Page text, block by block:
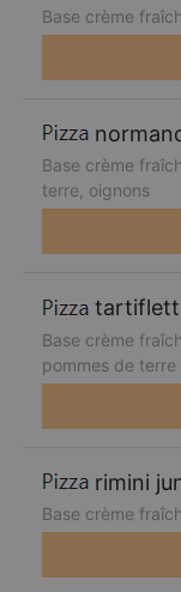
Base crème
Base crème
terre, oignons
Base crème
pommes de terre
rimini
Base crème